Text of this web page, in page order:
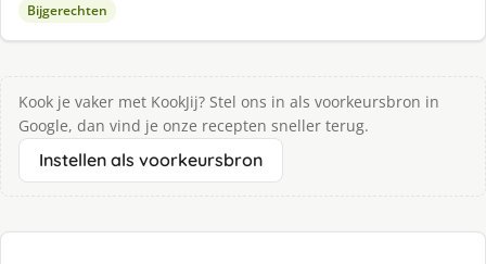
Bijgerechten
Kook je vaker met KookJij? Stel ons in als voorkeursbron in
Google, dan vind je onze recepten sneller terug.
Instellen als voorkeursbron